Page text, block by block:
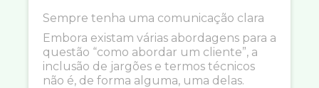
Sempre tenha uma comunicação clara
Embora existam várias abordagens para a
questão “como abordar um cliente”, a
inclusão de jargões e termos técnicos
não é, de forma alguma, uma delas.